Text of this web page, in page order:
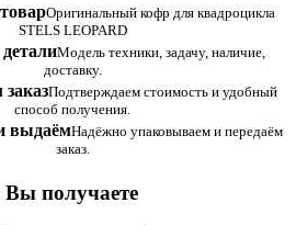
Оригинальный кофр для квадроцикла
STELS LEOPARD
Модель техники, задачу, наличие,
доставку.
Подтверждаем стоимость и удобный
способ получения.
выдаёмНадёжно упаковываем и передаём
заказ.
получаете